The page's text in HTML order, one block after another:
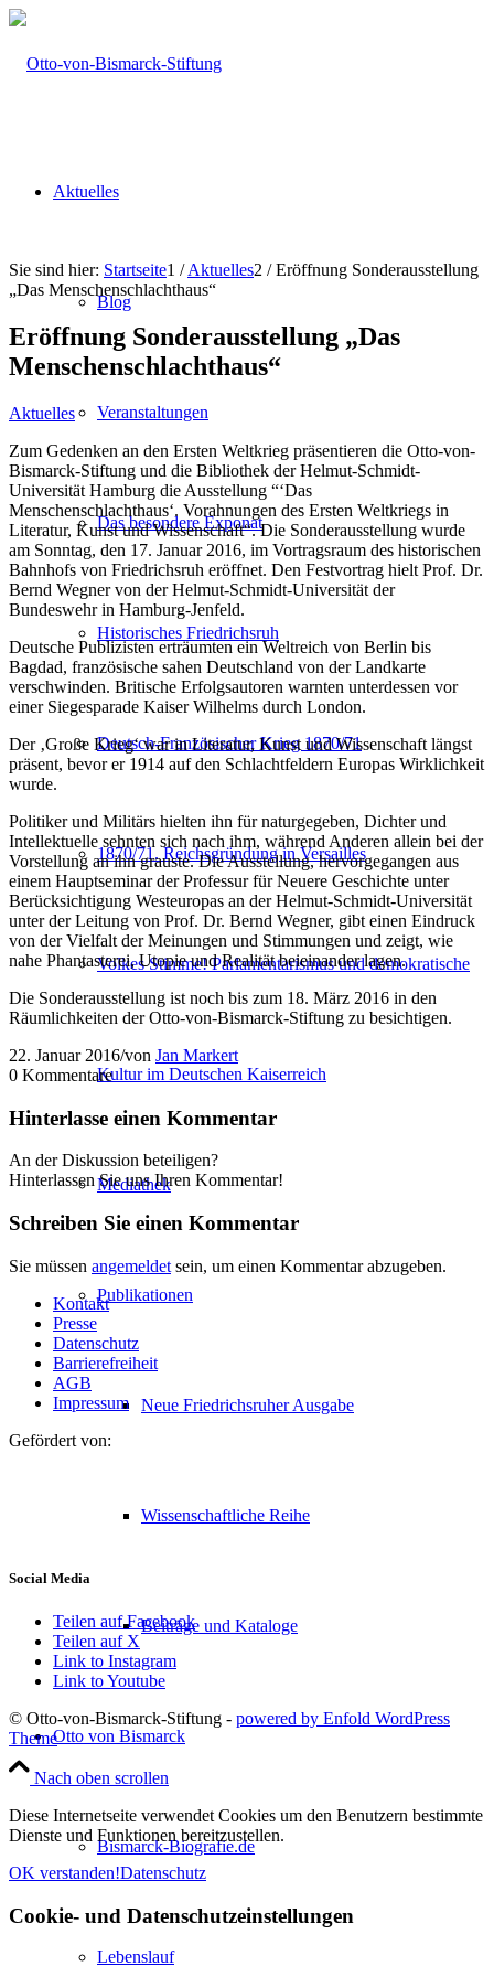
Aktuelles
Blog
Veranstaltungen
Das besondere Exponat
Historisches Friedrichsruh
Deutsch-Französischer Krieg 1870/71
1870/71. Reichsgründung in Versailles
Volkes Stimme! Parlamentarismus und demokratische
Kultur im Deutschen Kaiserreich
Mediathek
Publikationen
Neue Friedrichsruher Ausgabe
Wissenschaftliche Reihe
Beiträge und Kataloge
Otto von Bismarck
Bismarck-Biografie.de
Lebenslauf
Sie sind hier: Startseite1 / Aktuelles2 / Eröffnung Sonderausstellung
„Das Menschenschlachthaus“
Eröffnung Sonderausstellung „Das
Menschenschlachthaus“
Aktuelles
Zum Gedenken an den Ersten Weltkrieg präsentieren die Otto-von-
Bismarck-Stiftung und die Bibliothek der Helmut-Schmidt-
Universität Hamburg die Ausstellung “‘Das
Menschenschlachthaus‘. Vorahnungen des Ersten Weltkriegs in
Literatur, Kunst und Wissenschaft“. Die Sonderausstellung wurde
am Sonntag, den 17. Januar 2016, im Vortragsraum des historischen
Bahnhofs von Friedrichsruh eröffnet. Den Festvortrag hielt Prof. Dr.
Bernd Wegner von der Helmut-Schmidt-Universität der
Bundeswehr in Hamburg-Jenfeld.
Deutsche Publizisten erträumten ein Weltreich von Berlin bis
Bagdad, französische sahen Deutschland von der Landkarte
verschwinden. Britische Erfolgsautoren warnten unterdessen vor
einer Siegesparade Kaiser Wilhelms durch London.
Der ‚Große Krieg‘ war in Literatur, Kunst und Wissenschaft längst
präsent, bevor er 1914 auf den Schlachtfeldern Europas Wirklichkeit
wurde.
Politiker und Militärs hielten ihn für naturgegeben, Dichter und
Intellektuelle sehnten sich nach ihm, während Anderen allein bei der
Vorstellung an ihn grauste. Die Ausstellung, hervorgegangen aus
einem Hauptseminar der Professur für Neuere Geschichte unter
Berücksichtigung Westeuropas an der Helmut-Schmidt-Universität
unter der Leitung von Prof. Dr. Bernd Wegner, gibt einen Eindruck
von der Vielfalt der Meinungen und Stimmungen und zeigt, wie
nahe Phantasterei, Utopie und Realität beieinander lagen.
Die Sonderausstellung ist noch bis zum 18. März 2016 in den
Räumlichkeiten der Otto-von-Bismarck-Stiftung zu besichtigen.
22. Januar 2016/von Jan Markert
0 Kommentare
Hinterlasse einen Kommentar
An der Diskussion beteiligen?
Hinterlassen Sie uns Ihren Kommentar!
Schreiben Sie einen Kommentar
Sie müssen angemeldet sein, um einen Kommentar abzugeben.
Kontakt
Presse
Datenschutz
Barrierefreiheit
AGB
Impressum
Gefördert von:
Social Media
Teilen auf Facebook
Teilen auf X
Link to Instagram
Link to Youtube
© Otto-von-Bismarck-Stiftung - powered by Enfold WordPress
Theme
Nach oben scrollen
Diese Internetseite verwendet Cookies um den Benutzern bestimmte
Dienste und Funktionen bereitzustellen.
OK verstanden!Datenschutz
Cookie- und Datenschutzeinstellungen